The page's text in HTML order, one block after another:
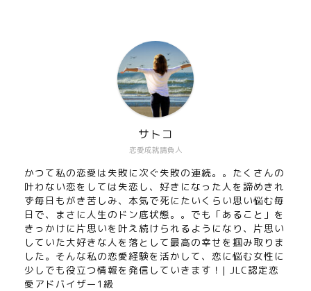
恋愛成就請負人
サトコ
かつて私の恋愛は失敗に次ぐ失敗の連続。。たくさんの
叶わない恋をしては失恋し、好きになった人を諦めきれ
ず毎日もがき苦しみ、本気で死にたいくらい思い悩む毎
日で、まさに人生のドン底状態。。でも「あること」を
きっかけに片思いを叶え続けられるようになり、片思い
していた大好きな人を落として最高の幸せを掴み取りま
した。そんな私の恋愛経験を活かして、恋に悩む女性に
少しでも役立つ情報を発信していきます！| JLC認定恋
愛アドバイザー1級